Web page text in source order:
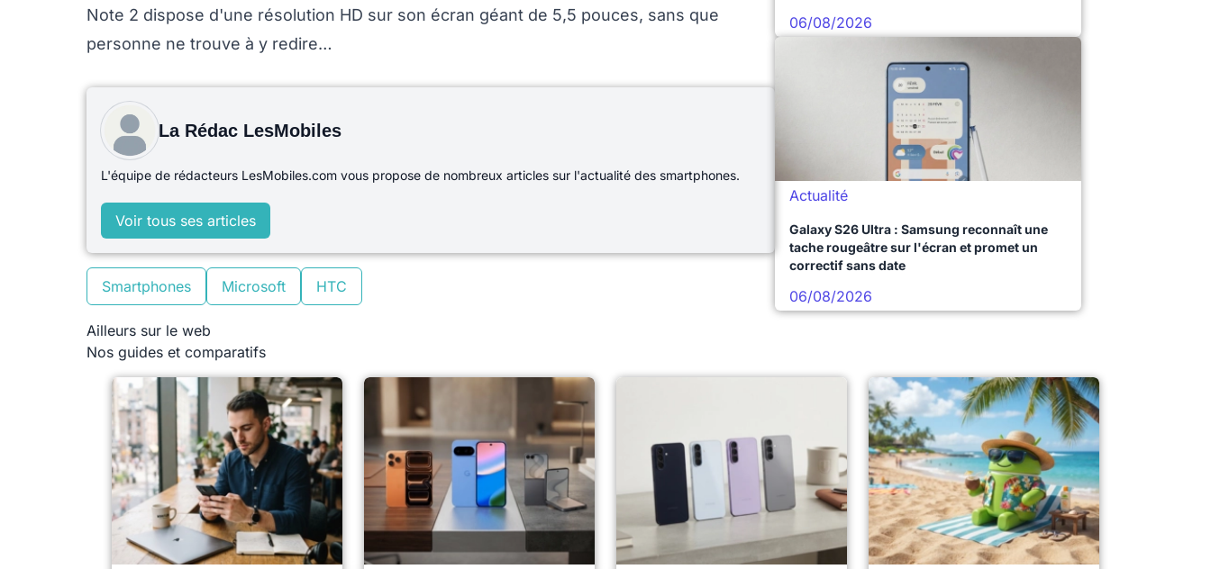
Note 2 dispose d'une résolution HD sur son écran géant de 5,5 pouces, sans que
personne ne trouve à y redire…
La Rédac LesMobiles
L'équipe de rédacteurs LesMobiles.com vous propose de nombreux articles sur l'actualité des smartphones.
Voir tous ses articles
Smartphones Microsoft HTC
Ailleurs sur le web
06/08/2026
Actualité
Galaxy S26 Ultra : Samsung reconnaît une
tache rougeâtre sur l'écran et promet un
correctif sans date
06/08/2026
Nos guides et comparatifs